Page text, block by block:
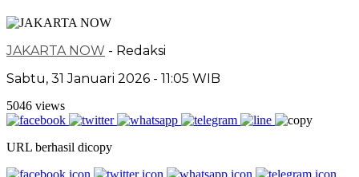
JAKARTA NOW - Redaksi
Sabtu, 31 Januari 2026 - 11:05 WIB
5046 views
URL berhasil dicopy